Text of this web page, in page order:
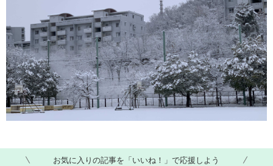
お気に入りの記事を「いいね！」で応援しよう